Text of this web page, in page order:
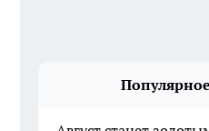
Популярное